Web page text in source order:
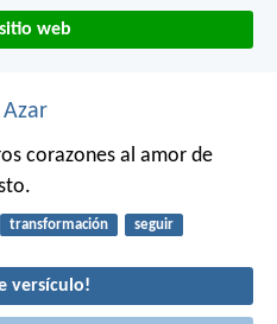
web
corazones al amor de
transformación seguir
versículo!